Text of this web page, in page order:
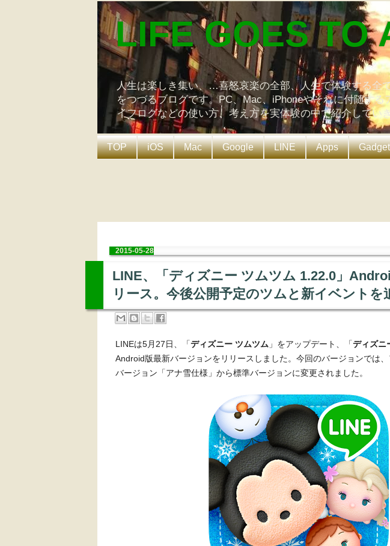
LIFE GOES TO
人生は楽しき集い、…喜怒哀楽の全部、人生で体験する全
をつづるブログです。PC、Mac、iPhoneやそれに付随す
イフログなどの使い方、考え方を実体験の中で紹介してい
TOP iOS Mac Google LINE Apps Gadget
2015-05-28
LINE、「ディズニー ツムツム 1.22.0」
リース。今後公開予定のツムと新イベントを
LINEは5月27日、「ディズニー ツムツム 」をアップデート、「ディズニ
Android版最新バージョンをリリースしました。今回のバージョンでは
バージョン「アナ雪仕様」から標準バージョンに変更されました。